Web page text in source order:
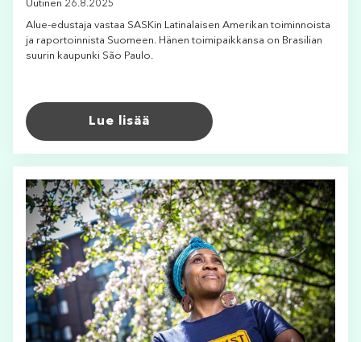
Uutinen 26.8.2025
Alue-edustaja vastaa SASKin Latinalaisen Amerikan toiminnoista
ja raportoinnista Suomeen. Hänen toimipaikkansa on Brasilian
suurin kaupunki São Paulo.
Lue lisää